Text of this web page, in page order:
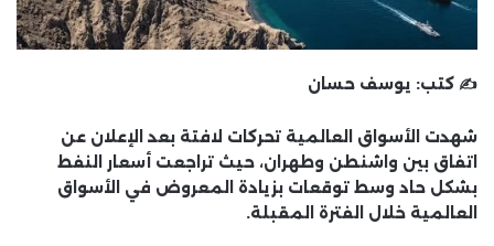
✍️ كتب: يوسف حسان
شهدت الأسواق العالمية تحركات لافتة بعد الإعلان عن
اتفاق بين واشنطن وطهران، حيث تراجعت أسعار النفط
بشكل حاد وسط توقعات بزيادة المعروض في الأسواق
العالمية خلال الفترة المقبلة.